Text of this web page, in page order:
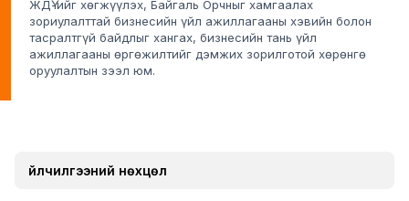
ЖДҮ-ийг хөгжүүлэх, Байгаль Орчныг хамгаалах
зориулалттай бизнесийн үйл ажиллагааны хэвийн болон
тасралтгүй байдлыг хангах, бизнесийн тань үйл
ажиллагааны өргөжилтийг дэмжих зорилготой хөрөнгө
оруулалтын зээл юм.
Үйлчилгээний нөхцөл